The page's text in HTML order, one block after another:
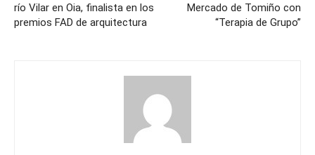
río Vilar en Oia, finalista en los
premios FAD de arquitectura
Mercado de Tomiño con
“Terapia de Grupo”